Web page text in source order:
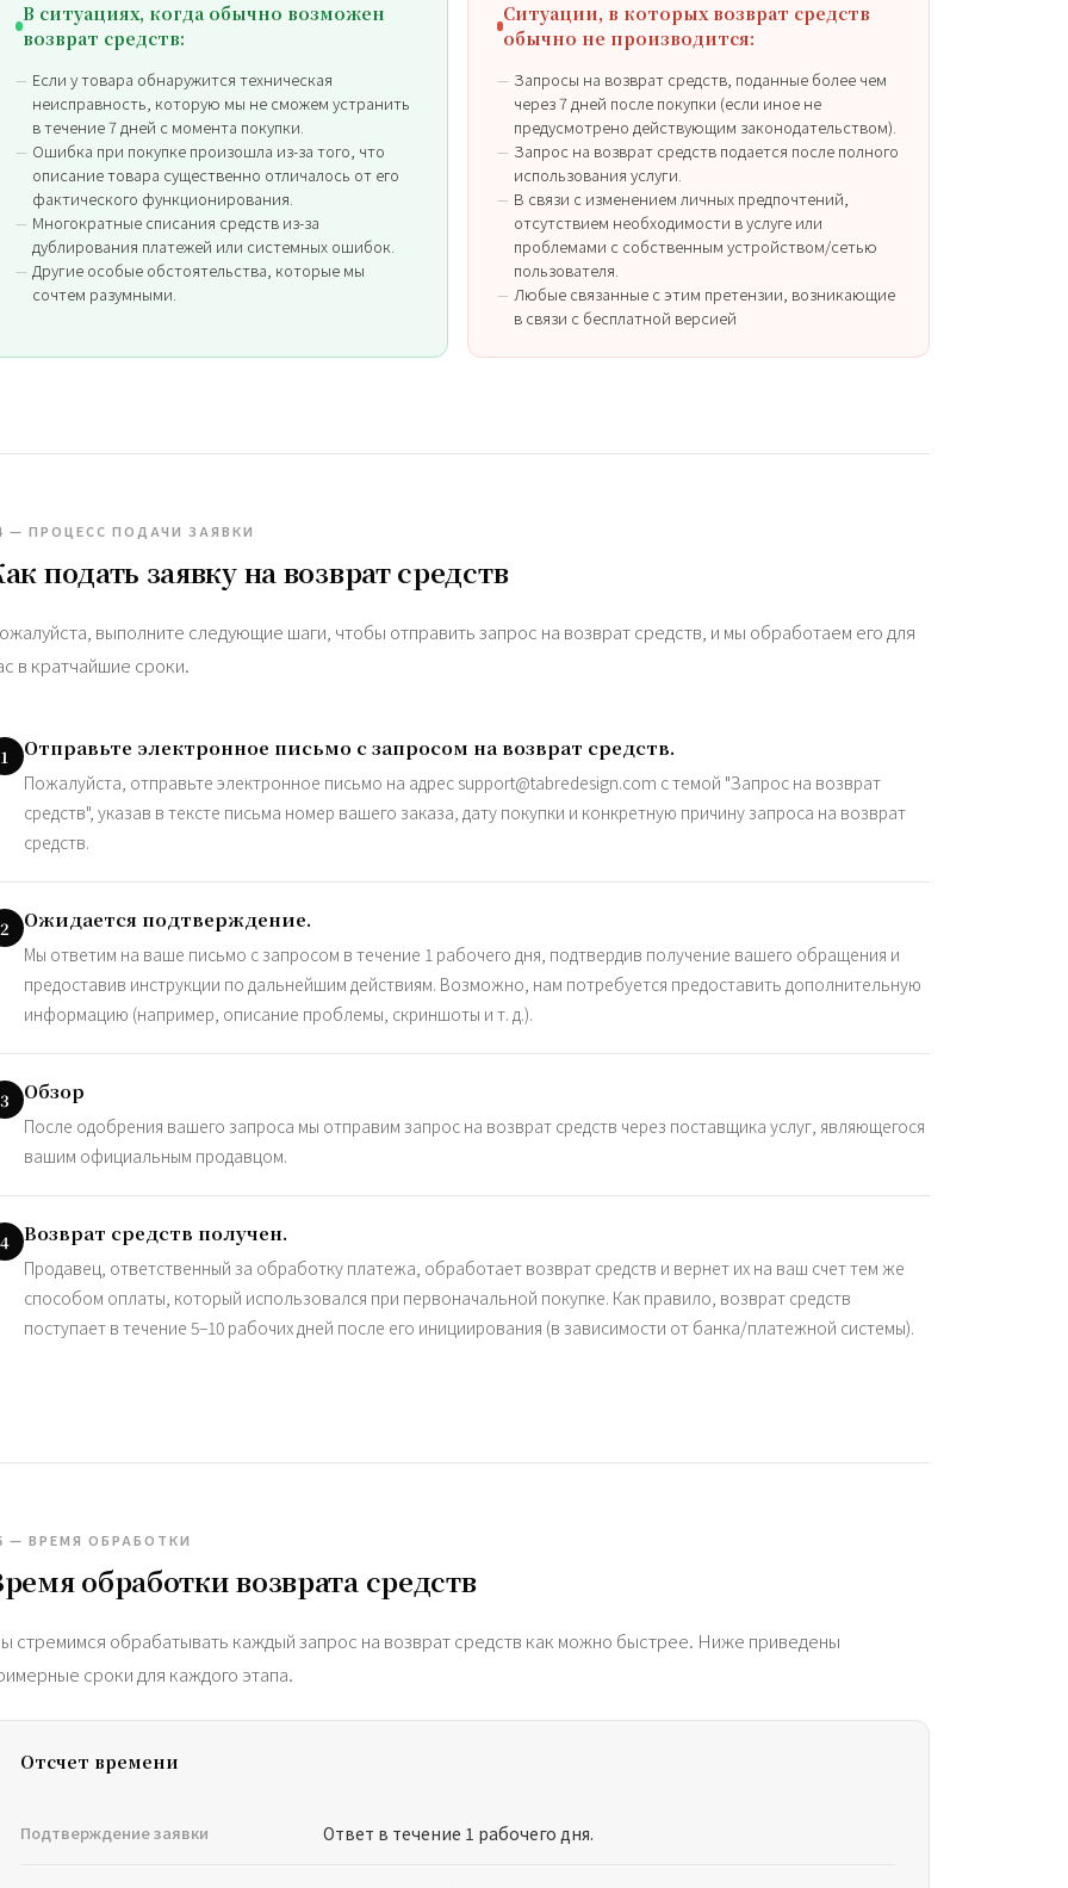
В ситуациях, когда обычно возможен
возврат средств:
Если у товара обнаружится техническая
неисправность, которую мы не сможем устранить
в течение 7 дней с момента покупки.
Ошибка при покупке произошла из-за того, что
описание товара существенно отличалось от его
фактического функционирования.
Многократные списания средств из-за
дублирования платежей или системных ошибок.
Другие особые обстоятельства, которые мы
сочтем разумными.
Ситуации, в которых возврат средств
обычно не производится:
Запросы на возврат средств, поданные более чем
через 7 дней после покупки (если иное не
предусмотрено действующим законодательством).
Запрос на возврат средств подается после полного
использования услуги.
В связи с изменением личных предпочтений,
отсутствием необходимости в услуге или
проблемами с собственным устройством/сетью
пользователя.
Любые связанные с этим претензии, возникающие
в связи с бесплатной версией
— ПРОЦЕСС ПОДАЧИ ЗАЯВКИ
подать заявку на возврат средств
выполните следующие шаги, чтобы отправить запрос на возврат средств, и мы обработаем его для
в кратчайшие сроки.
1 Отправьте электронное письмо с запросом на возврат средств.
Пожалуйста, отправьте электронное письмо на адрес support@tabredesign.com с темой "Запрос на возврат
средств", указав в тексте письма номер вашего заказа, дату покупки и конкретную причину запроса на возврат
средств.
2 Ожидается подтверждение.
Мы ответим на ваше письмо с запросом в течение 1 рабочего дня, подтвердив получение вашего обращения и
предоставив инструкции по дальнейшим действиям. Возможно, нам потребуется предоставить дополнительную
информацию (например, описание проблемы, скриншоты и т. д.).
3 Обзор
После одобрения вашего запроса мы отправим запрос на возврат средств через поставщика услуг, являющегося
вашим официальным продавцом.
4 Возврат средств получен.
Продавец, ответственный за обработку платежа, обработает возврат средств и вернет их на ваш счет тем же
способом оплаты, который использовался при первоначальной покупке. Как правило, возврат средств
поступает в течение 5–10 рабочих дней после его инициирования (в зависимости от банка/платежной системы).
— ВРЕМЯ ОБРАБОТКИ
обработки возврата средств
стремимся обрабатывать каждый запрос на возврат средств как можно быстрее. Ниже приведены
сроки для каждого этапа.
Отсчет времени
Подтверждение заявки Ответ в течение 1 рабочего дня.